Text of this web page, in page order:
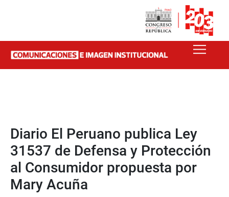
Diario El Peruano publica Ley
31537 de Defensa y Protección
al Consumidor propuesta por
Mary Acuña